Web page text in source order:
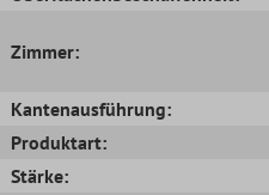
Zimmer:
Kantenausführung:
Produktart:
Stärke: